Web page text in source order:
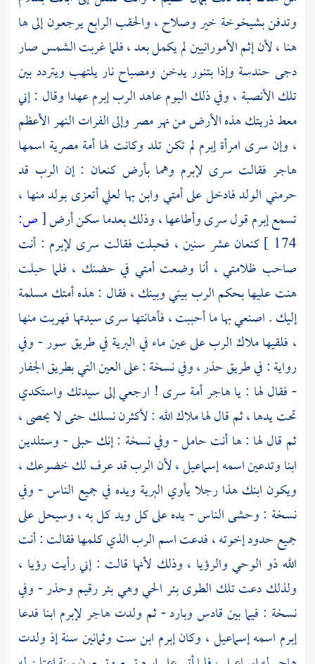
وتدفن بشيخوخة خير وصلاح ، والحقب الرابع يرجعون إلى ها
هنا ، لأن إثم الأمورانيين لم يكمل بعد ، فلما غربت الشمس صار
دجى حندسة وإذا بتنور يدخن ومصباح نار يلتهب ويتردد بين
تلك الأنصبة ، وفي ذلك اليوم عاهد الرب إبرم عهدا وقال : إني
معط ذريتك هذه الأرض من نهر مصر وإلى الفرات النهر الأعظم
، وإن سرى امرأة إبرم لم تكن تلد وكانت لها أمة مصرية اسمها
هاجر فقالت سرى لإبرم وهمابأرض كنعان : إن الرب قد
حرمني الولد فادخل على أمتي وابن بها لعلي أتعزى بولد منها ،
تسمعإبرمقولسرىوأطاعها ، وذلك بعدما سكن أرض[ص:
174 ] كنعان عشر سنين ، فحبلت فقالت سرى لإبرم : أنت
صاحب ظلامتي ، أنا وضعت أمتي في حضنك ، فلما حبلت
هنت عليها بحكم الرب بيني وبينك ، فقال : هذه أمتك مسلمة
إليك . اصنعي بها ما أحببت ، فأهانتهاسرىسيدتها فهربت منها
، فلقيها ملاك الرب على عين ماء في البرية في طريق سور - وفي
رواية : في طريق حذر ، وفي نسخة : على العين التي بطريق الجفار
- فقال لها : ياهاجرأمةسرى ! ارجعي إلى سيدتك واستكدي
تحت يدها ، ثم قال لها ملاك الله : لأكثرن نسلك حتى لا يحصى ،
ثم قال لها : ها أنت حامل - وفي نسخة : إنك حبلى - وستلدين
ابنا وتدعين اسمهإسماعيل، لأن الرب قد عرف لك خضوعك ،
ويكون ابنك هذا رجلا يأوي البرية ويده في جميع الناس - وفي
نسخة : وحشى الناس - يده على كل ويد كل به ، وسيحل على
جميع حدود إخوته ، فدعت اسم الرب الذي كلمها فقالت : أنت
الله ذو الوحي والرؤيا ، وذلك لأنها قالت : إني رأيت رؤيا ،
ولذلك دعت تلك الطوى بئر الحي وهي بئر رقيم وحذر - وفي
نسخة : فيما بين قادس وبارد - ثم ولدتهاجرلإبرم ابنا فدعا
إبرم اسمهإسماعيل، وكانإبرم ابن ست وثمانين سنة إذ ولدت